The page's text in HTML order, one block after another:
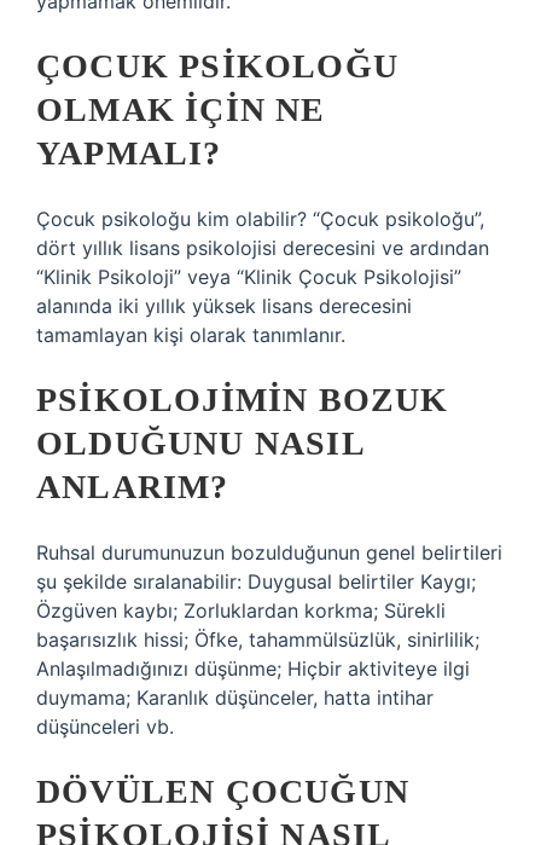
ÇOCUK PSIKOLOĞU
OLMAK IÇIN NE
YAPMALI?
Çocuk psikoloğu kim olabilir? “Çocuk psikoloğu”,
dört yıllık lisans psikolojisi derecesini ve ardından
“Klinik Psikoloji” veya “Klinik Çocuk Psikolojisi”
alanında iki yıllık yüksek lisans derecesini
tamamlayan kişi olarak tanımlanır.
PSIKOLOJIMIN BOZUK
OLDUĞUNU NASIL
ANLARIM?
Ruhsal durumunuzun bozulduğunun genel belirtileri
şu şekilde sıralanabilir: Duygusal belirtiler Kaygı;
Özgüven kaybı; Zorluklardan korkma; Sürekli
başarısızlık hissi; Öfke, tahammülsüzlük, sinirlilik;
Anlaşılmadığınızı düşünme; Hiçbir aktiviteye ilgi
duymama; Karanlık düşünceler, hatta intihar
düşünceleri vb.
DÖVÜLEN ÇOCUĞUN
PSIKOLOJISI NASIL